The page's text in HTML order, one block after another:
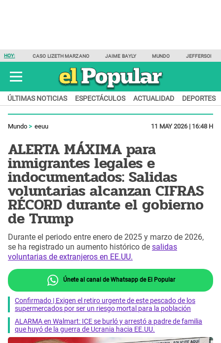
HOY: CASO LIZETH MARZANO JAIME BAYLY MUNDO JEFFERSON
ÚLTIMAS NOTICIAS ESPECTÁCULOS ACTUALIDAD DEPORTES
Mundo eeuu 11 MAY 2026 | 16:48 H
ALERTA MÁXIMA para
inmigrantes legales e
indocumentados: Salidas
voluntarias alcanzan CIFRAS
RÉCORD durante el gobierno
de Trump
Durante el periodo entre enero de 2025 y marzo de 2026,
se ha registrado un aumento histórico de salidas
voluntarias de extranjeros en EE.UU.
Únete al canal de Whatsapp de El Popular
Confirmado | Exigen el retiro urgente de este pescado de los
supermercados por ser un riesgo mortal para la población
ALARMA en Walmart: ICE se burló y arrestó a padre de familia
que huyó de la guerra de Ucrania hacia EE.UU.